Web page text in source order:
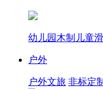
幼儿园木制儿童
户外
户外文旅 非标定制